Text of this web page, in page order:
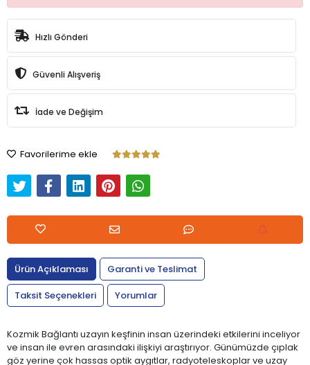
Hızlı Gönderi
Güvenli Alışveriş
İade ve Değişim
Favorilerime ekle
Ürün Açıklaması
Garanti ve Teslimat
Taksit Seçenekleri
Yorumlar
Kozmik Bağlantı uzayın keşfinin insan üzerindeki etkilerini inceliyor
ve insan ile evren arasındaki ilişkiyi araştırıyor. Günümüzde çıplak
göz yerine çok hassas optik aygıtlar, radyoteleskoplar ve uzay